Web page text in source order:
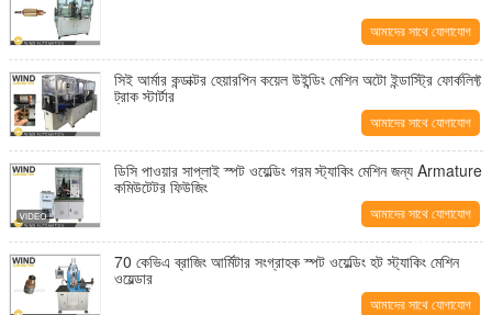
আমাদের সাথে যোগাযোগ
করুন
সিই আর্মার কন্ডাক্টর হেয়ারপিন কয়েল উইন্ডিং মেশিন অটো ইন্ডাস্ট্রি ফোর্কলিফ্ট
ট্রাক স্টার্টার
আমাদের সাথে যোগাযোগ
করুন
ডিসি পাওয়ার সাপ্লাই স্পট ওয়েল্ডিং গরম স্ট্যাকিং মেশিন জন্য Armature
কমিউটেটর ফিউজিং
আমাদের সাথে যোগাযোগ
করুন
70 কেভিএ ব্রাজিং আর্মিটার সংগ্রাহক স্পট ওয়েল্ডিং হট স্ট্যাকিং মেশিন
ওয়েল্ডার
আমাদের সাথে যোগাযোগ